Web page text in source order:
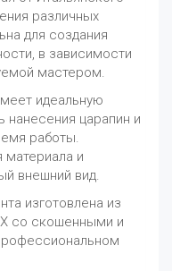
различных
для создания
в зависимости
мастером.
идеальную
нанесения царапин и
работы.
материала и
внешний вид.
изготовлена из
со скошенными и